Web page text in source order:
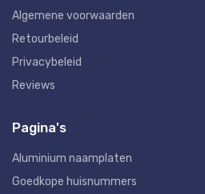
Algemene voorwaarden
Retourbeleid
Privacybeleid
Reviews
Pagina's
Aluminium naamplaten
Goedkope huisnummers